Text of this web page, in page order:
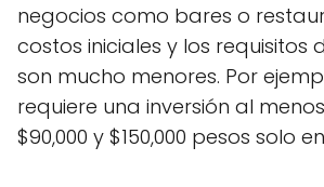
negocios como bares o
costos iniciales y los requisitos
son mucho menores. Por
requiere una inversión al
$90,000 y $150,000 pesos solo